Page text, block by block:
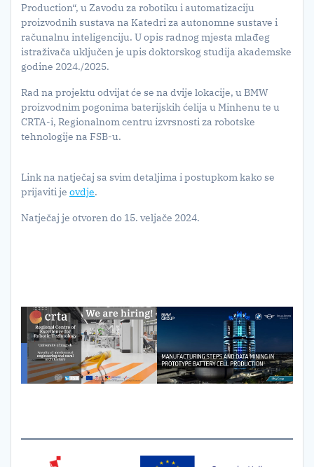
Production“, u Zavodu za robotiku i automatizaciju
proizvodnih sustava na Katedri za autonomne sustave i
računalnu inteligenciju. U opis radnog mjesta mlađeg
istraživača uključen je upis doktorskog studija akademske
godine 2024./2025.
Rad na projektu odvijat će se na dvije lokacije, u BMW
proizvodnim pogonima baterijskih ćelija u Minhenu te u
CRTA-i, Regionalnom centru izvrsnosti za robotske
tehnologije na FSB-u.
Link na natječaj sa svim detaljima i postupkom kako se
prijaviti je ovdje.
Natječaj je otvoren do 15. veljače 2024.